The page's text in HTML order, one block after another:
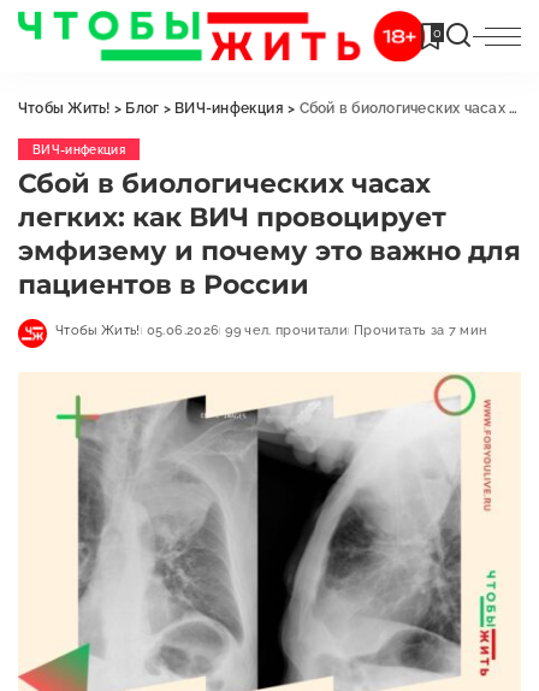
0
Чтобы Жить! > Блог > ВИЧ-инфекция > Сбой в биологических часах легких: как ВИЧ провоцирует эмфизему и почему это важно для пациентов в России
ВИЧ-инфекция
Сбой в биологических часах
легких: как ВИЧ провоцирует
эмфизему и почему это важно для
пациентов в России
Чтобы Жить! 05.06.2026 99 чел. прочитали Прочитать за 7 мин